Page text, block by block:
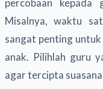
percobaan kepada
Misalnya, waktu
sangat penting
anak. Pilihlah guru
agar tercipta